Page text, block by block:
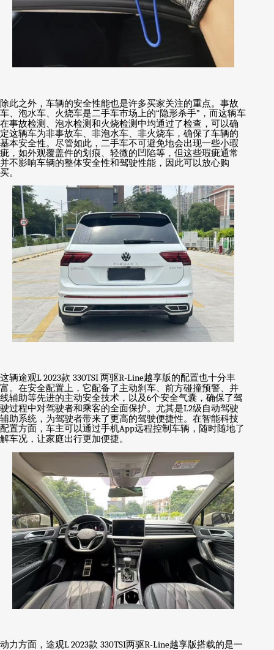
除此之外，车辆的安全性能也是许多买家关注的重点。事故
车、泡水车、火烧车是二手车市场上的“隐形杀手” ，而这辆车
在事故检测、泡水检测和火烧检测中均通过了检查，可以确
定这辆车为非事故车、非泡水车、非火烧车，确保了车辆的
基本安全性。尽管如此，二手车不可避免地会出现一些小瑕
疵，如外观覆盖件的划痕、轻微的凹陷等，但这些瑕疵通常
并不影响车辆的整体安全性和驾驶性能，因此可以放心购
买。
这辆途观L 2023款 330TSI两驱R-Line越享版的配置也十分丰
富。在安全配置上，它配备了主动刹车、前方碰撞预警、并
线辅助等先进的主动安全技术，以及6个安全气囊，确保了驾
驶过程中对驾驶者和乘客的全面保护。尤其是L2级自动驾驶
辅助系统，为驾驶者带来了更高的驾驶便捷性。在智能科技
配置方面，车主可以通过手机App远程控制车辆，随时随地了
解车况，让家庭出行更加便捷。
动力方面，途观L 2023款 330TSI两驱R-Line越享版搭载的是一